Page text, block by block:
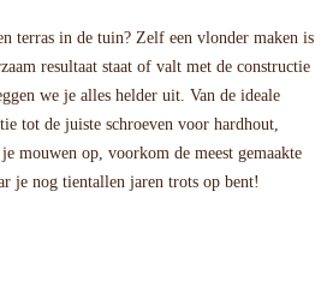
terras in de tuin? Zelf een vlonder maken is
resultaat staat of valt met de constructie
we je alles helder uit. Van de ideale
tot de juiste schroeven voor hardhout,
mouwen op, voorkom de meest gemaakte
je nog tientallen jaren trots op bent!